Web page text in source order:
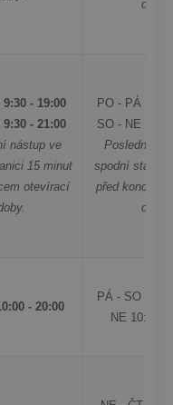
doby.
9:30 - 19:00
9:30 - 21:00
nástup ve
15 minut
otevírací
PO - PÁ
SO - NE
Poslední
spodní stanici
před koncem
doby.
- 20:00
PÁ - SO
NE 10:00 -